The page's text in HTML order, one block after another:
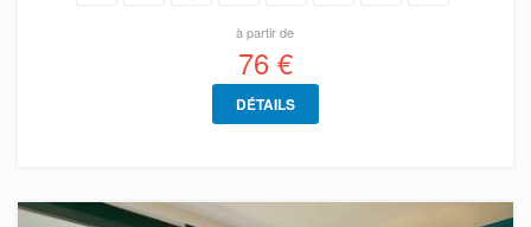
à partir de
76 €
DÉTAILS